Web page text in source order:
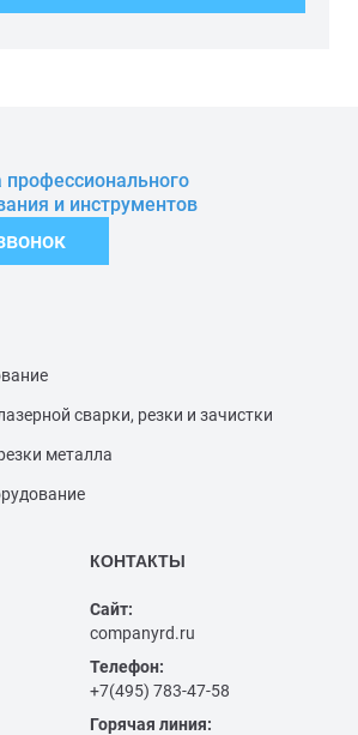
и инструментов
сварки, резки и зачистки
металла
КОНТАКТЫ
Сайт:
companyrd.ru
Телефон:
+7(495) 783-47-58
Горячая линия: